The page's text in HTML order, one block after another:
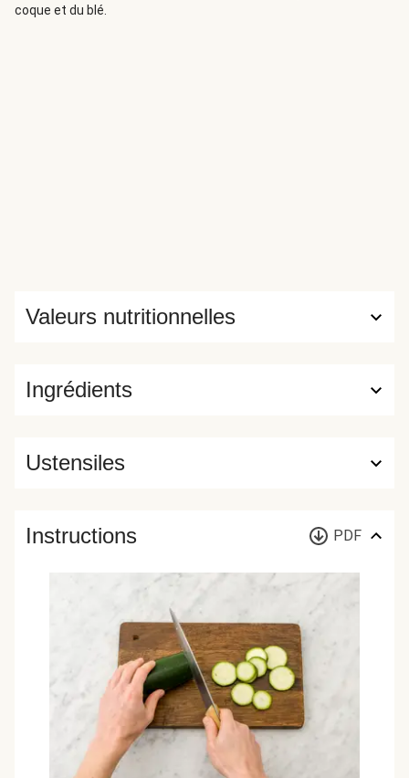
coque et du blé.
Ingrédients
Valeurs nutritionnelles
Ustensiles
Instructions PDF